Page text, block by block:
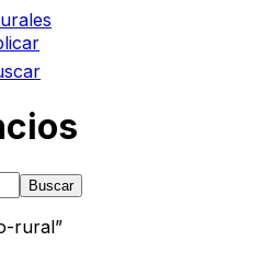
Buscar
rural”